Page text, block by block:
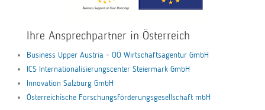
Ihre Ansprechpartner in Österreich
Business Upper Austria – OÖ Wirtschaftsagentur GmbH
ICS Internationalisierungscenter Steiermark GmbH
Innovation Salzburg GmbH
Österreichische Forschungsförderungsgesellschaft mbH